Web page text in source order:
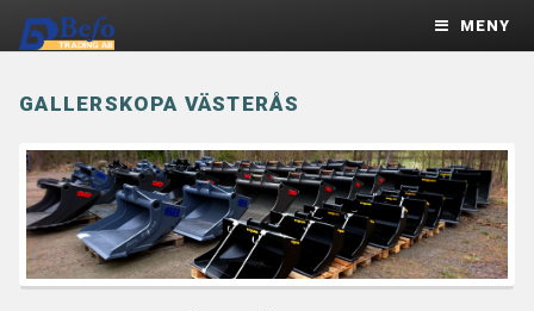
MENY
GALLERSKOPA VÄSTERÅS